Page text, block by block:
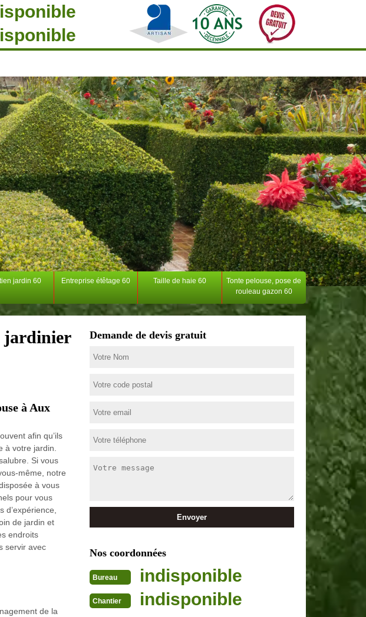
jardin 60 Entreprise étêtage 60 Taille de haie 60
Tonte pelouse, pose de
rouleau gazon 60
jardinier
à Aux
afin qu’ils
à votre jardin.
Si vous
même, notre
à vous
pour vous
d’expérience,
de jardin et
endroits
servir avec
de la
Demande de devis gratuit
Nos coordonnées
Bureau indisponible
Chantier indisponible